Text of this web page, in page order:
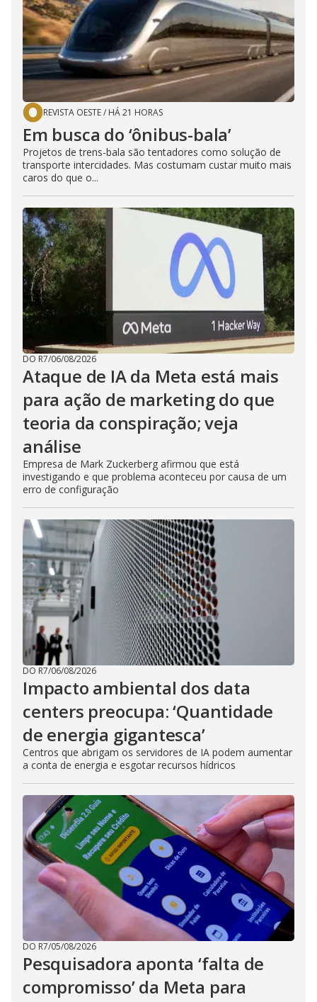
REVISTA OESTE/ HÁ 21 HORAS
Em busca do ‘ônibus-bala’
Projetos de trens-bala são tentadores como solução de
transporte intercidades. Mas costumam custar muito mais
caros do que o...
DO R7/06/08/2026
Ataque de IA da Meta está mais
para ação de marketing do que
teoria da conspiração; veja
análise
Empresa de Mark Zuckerberg afirmou que está
investigando e que problema aconteceu por causa de um
erro de configuração
DO R7/06/08/2026
Impacto ambiental dos data
centers preocupa: ‘Quantidade
de energia gigantesca’
Centros que abrigam os servidores de IA podem aumentar
a conta de energia e esgotar recursos hídricos
DO R7/05/08/2026
Pesquisadora aponta ‘falta de
compromisso’ da Meta para